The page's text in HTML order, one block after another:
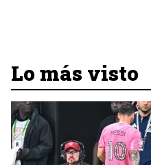
Lo más visto